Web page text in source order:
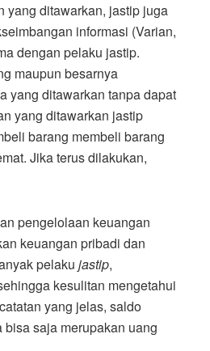
yang ditawarkan, jastip juga
informasi (Varian,
dengan pelaku jastip.
maupun besarnya
yang ditawarkan tanpa dapat
yang ditawarkan jastip
barang membeli barang
Jika terus dilakukan,
pengelolaan keuangan
keuangan pribadi dan
pelaku jastip,
kesulitan mengetahui
yang jelas, saldo
saja merupakan uang